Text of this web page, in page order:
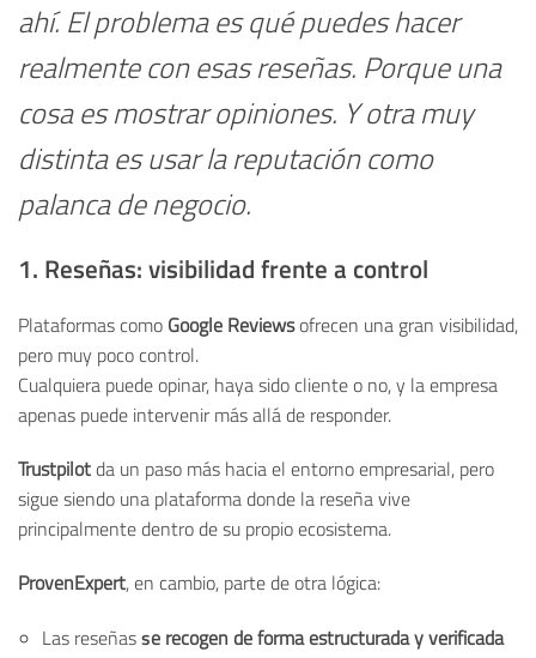
ahí.El problema es qué puedes hacer
realmente con esas reseñas. Porque una
cosa es mostrar opiniones. Y otra muy
distinta es usar la reputación como
palanca de negocio.
1. Reseñas: visibilidad frente a control
Plataformas como Google Reviewsofrecen una gran visibilidad,
pero muy poco control.
Cualquiera puede opinar, haya sido cliente o no, y la empresa
apenas puede intervenir más allá de responder.
Trustpilotda un paso más hacia el entorno empresarial, pero
sigue siendo una plataforma donde la reseña vive
principalmente dentro de su propio ecosistema.
ProvenExpert, en cambio, parte de otra lógica:
Las reseñasse recogen de forma estructurada y verificada